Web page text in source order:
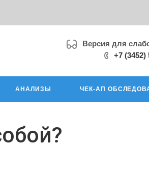
Версия для
+7 (3452)
АНАЛИЗЫ ЧЕК-АП